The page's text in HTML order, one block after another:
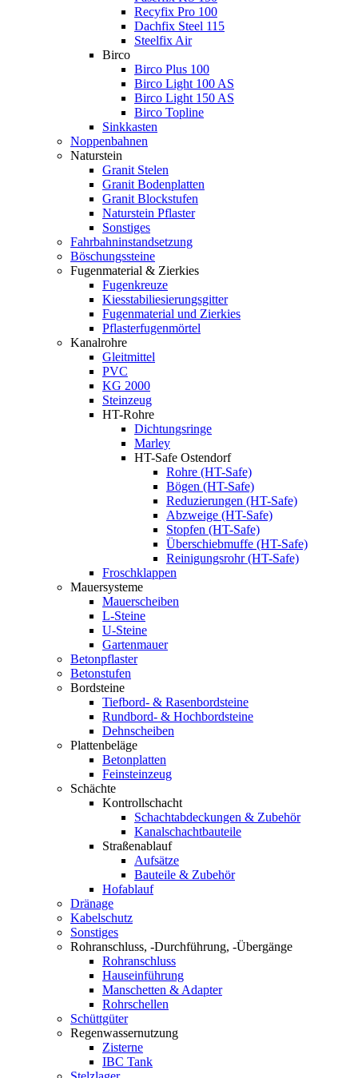
Recyfix Pro 100
Dachfix Steel 115
Steelfix Air
Birco
Birco Plus 100
Birco Light 100 AS
Birco Light 150 AS
Birco Topline
Sinkkasten
Noppenbahnen
Naturstein
Granit Stelen
Granit Bodenplatten
Granit Blockstufen
Naturstein Pflaster
Sonstiges
Fahrbahninstandsetzung
Böschungssteine
Fugenmaterial & Zierkies
Fugenkreuze
Kiesstabiliesierungsgitter
Fugenmaterial und Zierkies
Pflasterfugenmörtel
Kanalrohre
Gleitmittel
PVC
KG 2000
Steinzeug
HT-Rohre
Dichtungsringe
Marley
HT-Safe Ostendorf
Rohre (HT-Safe)
Bögen (HT-Safe)
Reduzierungen (HT-Safe)
Abzweige (HT-Safe)
Stopfen (HT-Safe)
Überschiebmuffe (HT-Safe)
Reinigungsrohr (HT-Safe)
Froschklappen
Mauersysteme
Mauerscheiben
L-Steine
U-Steine
Gartenmauer
Betonpflaster
Betonstufen
Bordsteine
Tiefbord- & Rasenbordsteine
Rundbord- & Hochbordsteine
Dehnscheiben
Plattenbeläge
Betonplatten
Feinsteinzeug
Schächte
Kontrollschacht
Schachtabdeckungen & Zubehör
Kanalschachtbauteile
Straßenablauf
Aufsätze
Bauteile & Zubehör
Hofablauf
Dränage
Kabelschutz
Sonstiges
Rohranschluss, -Durchführung, -Übergänge
Rohranschluss
Hauseinführung
Manschetten & Adapter
Rohrschellen
Schüttgüter
Regenwassernutzung
Zisterne
IBC Tank